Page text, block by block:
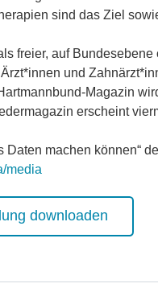
sind das Ziel
freier, auf
und
Magazin
erscheint
machen können“
media
downloaden